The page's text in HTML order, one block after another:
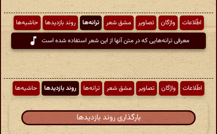
اطّلاعات واژگان تصاویر مشق شعر ترانه‌ها روند بازدیدها
حاشیه‌ها
معرفی ترانه‌هایی که در متن آنها از این شعر استفاده شده است
اطّلاعات واژگان تصاویر مشق شعر ترانه‌ها روند بازدیدها حاشیه‌ها
بارگذاری روند بازدیدها